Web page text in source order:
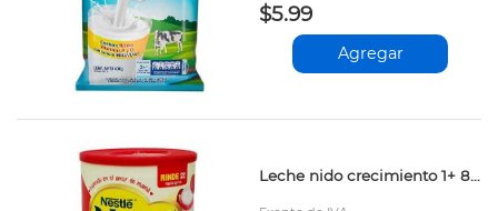
$5.99
Agregar
Leche nido crecimiento 1+ 800gr 12589478